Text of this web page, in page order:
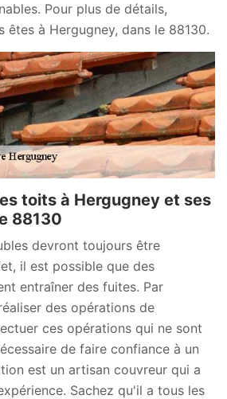
Pour plus de détails,
à Hergugney, dans le 88130.
toits à Hergugney et ses
88130
devront toujours être
il est possible que des
entraîner des fuites. Par
des opérations de
ces opérations qui ne sont
de faire confiance à un
est un artisan couvreur qui a
Sachez qu'il a tous les